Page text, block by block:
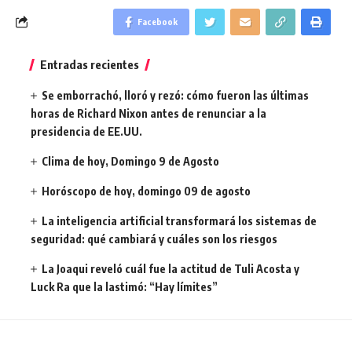
Facebook
Entradas recientes
Se emborrachó, lloró y rezó: cómo fueron las últimas
horas de Richard Nixon antes de renunciar a la
presidencia de EE.UU.
Clima de hoy, Domingo 9 de Agosto
Horóscopo de hoy, domingo 09 de agosto
La inteligencia artificial transformará los sistemas de
seguridad: qué cambiará y cuáles son los riesgos
La Joaqui reveló cuál fue la actitud de Tuli Acosta y
Luck Ra que la lastimó: “Hay límites”